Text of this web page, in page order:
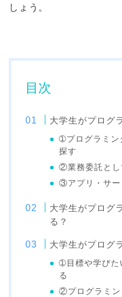
しょう。
目次
大学生がプログ
➀プログラミン
探す
②業務委託とし
③アプリ・サー
大学生がプログ
る？
大学生がプログ
➀目標や学びた
る
②プログラミン